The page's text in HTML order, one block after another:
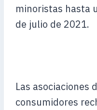
minoristas hasta
de julio de 2021.
Las asociaciones
consumidores